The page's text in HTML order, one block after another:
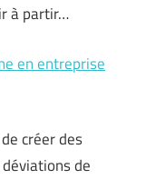
à partir…
en entreprise
créer des
de